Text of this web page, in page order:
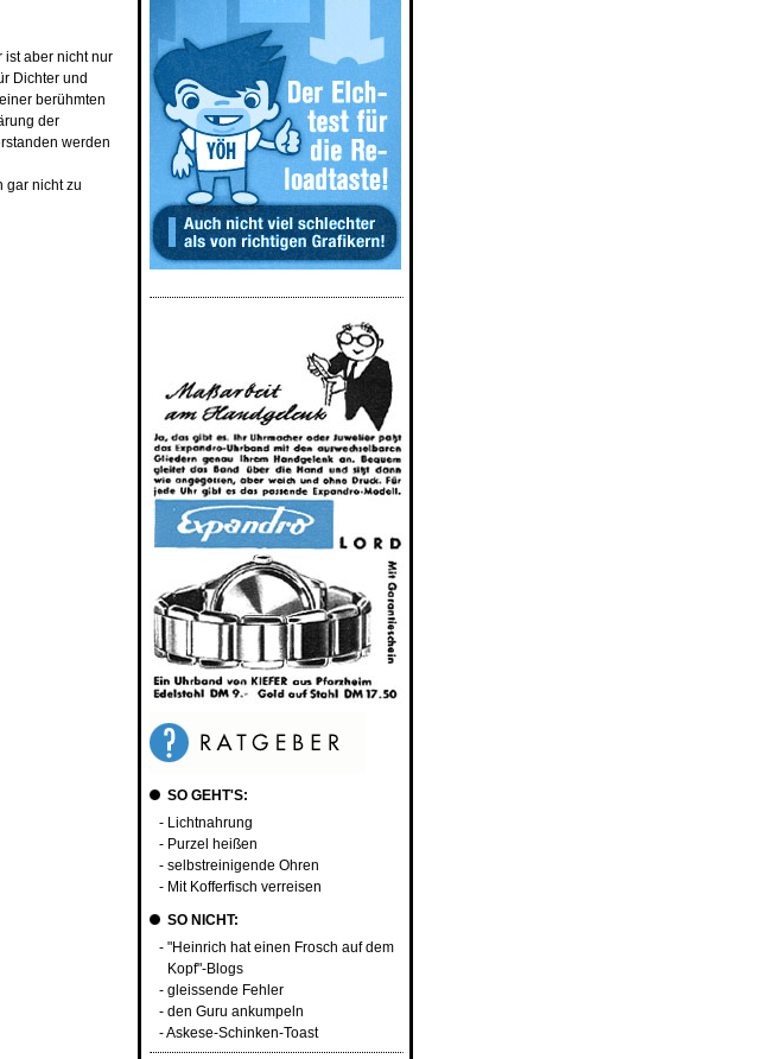
ist aber nicht nur
Dichter und
berühmten
der
werden
gar nicht zu
SO GEHT'S:
- Lichtnahrung
- Purzel heißen
- selbstreinigende Ohren
- Mit Kofferfisch verreisen
SO NICHT:
- "Heinrich hat einen Frosch auf dem
Kopf"-Blogs
- gleissende Fehler
- den Guru ankumpeln
- Askese-Schinken-Toast